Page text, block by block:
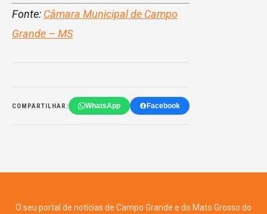
Fonte: Câmara Municipal de Campo
Grande – MS
COMPARTILHAR: WhatsApp Facebook
O seu portal de notícias de Campo Grande e do Mato Grosso do